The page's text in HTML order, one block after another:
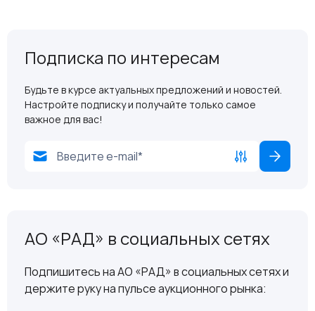
Подписка по интересам
Будьте в курсе актуальных предложений и новостей.
Настройте подписку и получайте только самое
важное для вас!
АО «РАД» в социальных сетях
Подпишитесь на АО «РАД» в социальных сетях и
держите руку на пульсе аукционного рынка: